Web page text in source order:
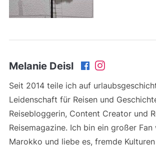
Melanie Deisl
Seit 2014 teile ich auf
Leidenschaft für Reisen und
Reisebloggerin, Content Creator und
Reisemagazine. Ich bin ein großer
Marokko und liebe es, fremde Kulturen